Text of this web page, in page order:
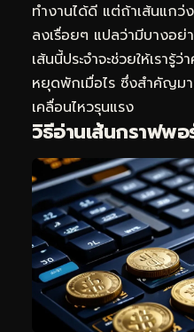
ทำงานได้ดี แต่ถ้าเส้นแก
ลงเรื่อยๆ แปลว่ามีบางอ
เส้นนี้ประจำจะช่วยให้เรารู้
หยุดพักเมื่อไร ซึ่งสำคัญม
เคลื่อนไหวรุนแรง
วิธีอ่านเส้นกราฟพ